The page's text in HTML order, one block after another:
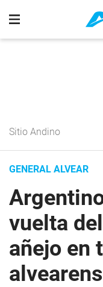
Sitio Andino
GENERAL ALVEAR
vuelta
añejo en